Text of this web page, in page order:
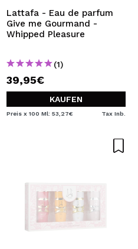
Lattafa - Eau de parfum
Give me Gourmand -
Whipped Pleasure
(1)
39,95€
KAUFEN
Preis x 100 Ml: 53,27€ Tax Inb.